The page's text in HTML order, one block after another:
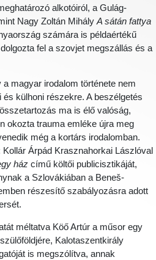
alkotóiról, a Gulág-
Nagy Zoltán MihályA sátán fattya
számára is példaértékű
fel a szovjet megszállás és a
magyar irodalom története nem
külhoni részekre. A beszélgetés
ma is élő valóság,
okozta trauma emléke újra meg
még a kortárs irodalomban.
Árpád Krasznahorkai Lászlóval
ház című költői publicisztikáját,
a Szlovákiában a Beneš-
részesítő szabályozásra adott
méltatva Köő Artúr a műsor egy
Kalotaszentkirály
is megszólítva, annak